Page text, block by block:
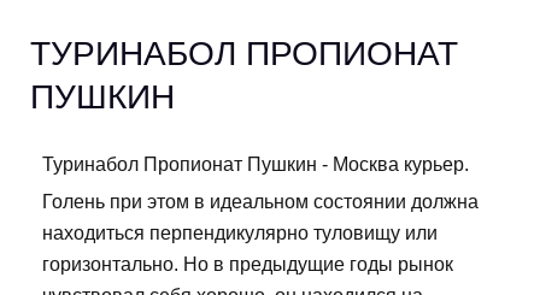
ТУРИНАБОЛ ПРОПИОНАТ
ПУШКИН
Туринабол Пропионат Пушкин - Москва курьер.
Голень при этом в идеальном состоянии должна
находиться перпендикулярно туловищу или
горизонтально. Но в предыдущие годы рынок